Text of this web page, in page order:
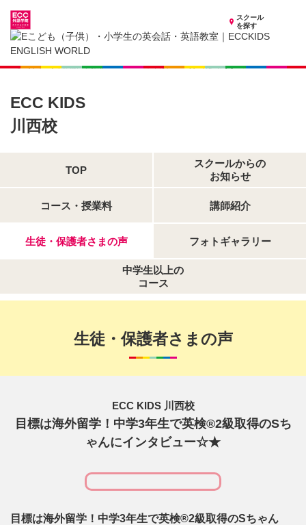
スクール
を探す
兵庫県の子供英会話・英語教室
子供（小学生）英会話・英語教室 ECCKIDS 川西校
生徒・保護者さまの声
ECC KIDS
川西校
TOP
スクールからの
お知らせ
コース・授業料 講師紹介
生徒・保護者さまの声 フォトギャラリー
中学生以上の
コース
生徒・保護者さまの声
ECC KIDS 川西校
目標は海外留学！中学3年生で英検®2級取得のSち
ゃんにインタビュー☆★
目標は海外留学！中学3年生で英検®2級取得のSちゃん